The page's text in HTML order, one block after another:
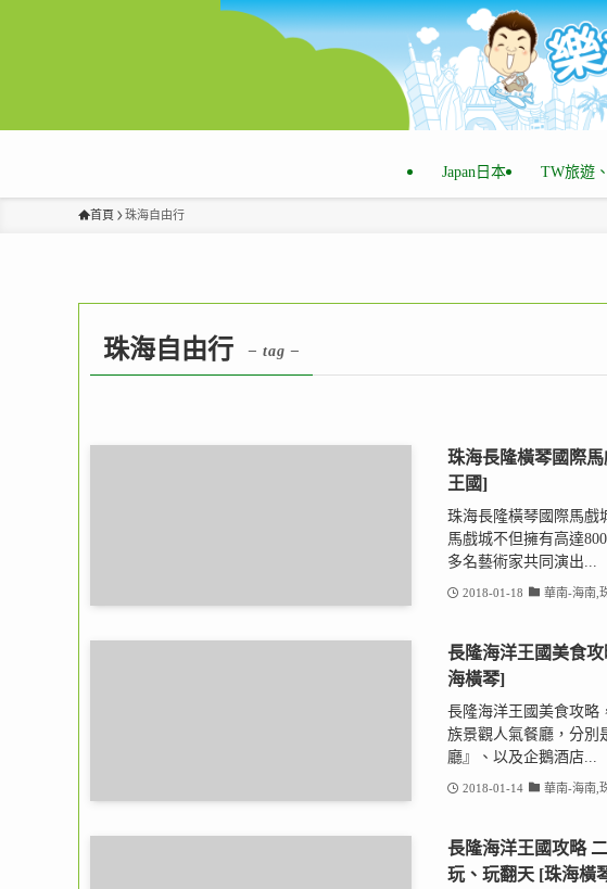
Japan日本 TW旅遊
首頁 珠海自由行
珠海自由行 – tag –
珠海長隆橫琴國際
王國]
珠海長隆橫琴國際馬戲
馬戲城不但擁有高達
多名藝術家共同演出...
2018-01-18 華南-海南,
長隆海洋王國美食
海橫琴]
長隆海洋王國美食攻略
族景觀人氣餐廳，分別
廳』、以及企鵝酒店...
2018-01-14 華南-海南,
長隆海洋王國攻略
玩、玩翻天 [珠海橫